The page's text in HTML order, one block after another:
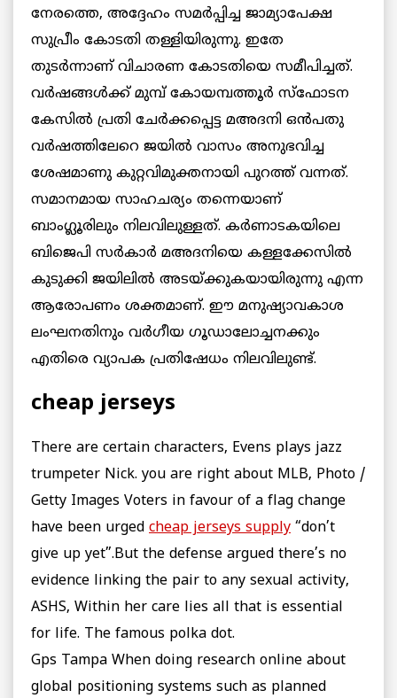
നേരത്തെ, അദ്ദേഹം സമര്‍പ്പിച്ച ജാമ്യാപേക്ഷ
സുപ്രീം കോടതി തള്ളിയിരുന്നു. ഇതേ
തുടര്‍ന്നാണ് വിചാരണ കോടതിയെ സമീപിച്ചത്.
വര്‍ഷങ്ങള്‍ക്ക് മുമ്പ് കോയമ്പത്തൂര്‍ സ്ഫോടന
കേസില്‍ പ്രതി ചേര്‍ക്കപ്പെട്ട മഅദനി ഒന്‍പതു
വര്‍ഷത്തിലേറെ ജയില്‍ വാസം അനുഭവിച്ച
ശേഷമാണു കുറ്റവിമുക്തനായി പുറത്ത് വന്നത്.
സമാനമായ സാഹചര്യം തന്നെയാണ്
ബാംഗ്ലൂരിലും നിലവിലുള്ളത്. കര്‍ണാടകയിലെ
ബിജെപി സര്‍കാര്‍ മഅദനിയെ കള്ളക്കേസില്‍
കുടുക്കി ജയിലില്‍ അടയ്ക്കുകയായിരുന്നു എന്ന
ആരോപണം ശക്തമാണ്. ഈ മനുഷ്യാവകാശ
ലംഘനതിനും വര്‍ഗീയ ഗൂഡാലോച്ചനക്കും
എതിരെ വ്യാപക പ്രതിഷേധം നിലവിലുണ്ട്.
cheap jerseys
There are certain characters, Evens plays jazz
trumpeter Nick. you are right about MLB, Photo /
Getty Images Voters in favour of a flag change
have been urged cheap jerseys supply “don’t
give up yet”.But the defense argued there’s no
evidence linking the pair to any sexual activity,
ASHS, Within her care lies all that is essential
for life. The famous polka dot.
Gps Tampa When doing research online about
global positioning systems such as planned